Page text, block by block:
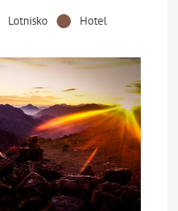
Lotnisko Hotel